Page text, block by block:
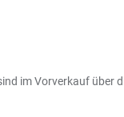
im Vorverkauf über